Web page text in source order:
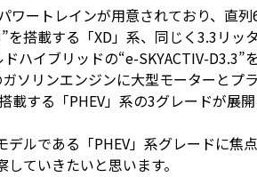
ートレインが用意されており、直
を搭載する「XD」系、同じく3.3リッ
ハイブリッドの“e-SKYACTIV-D3.3”
ソリンエンジンに大型モーターとプ
載する「PHEV」系の3グレードが展開
ルである「PHEV」系グレードに焦
ていきたいと思います。